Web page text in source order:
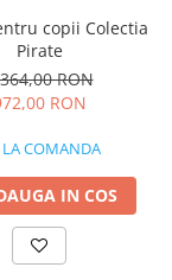
copii Colectia
Pirate
RON
RON
LA COMANDA
IN COS